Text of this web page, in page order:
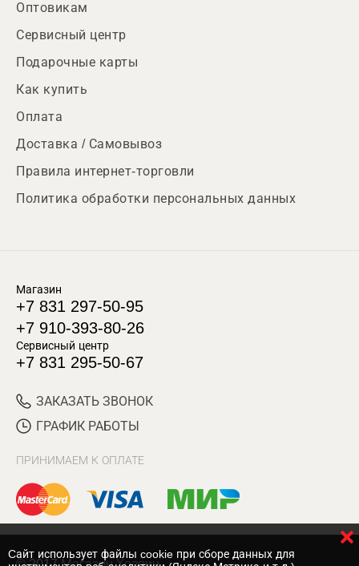
Оптовикам
Сервисный центр
Подарочные карты
Как купить
Оплата
Доставка / Самовывоз
Правила интернет-торговли
Политика обработки персональных данных
Магазин
+7 831 297-50-95
+7 910-393-80-26
Сервисный центр
+7 831 295-50-67
ЗАКАЗАТЬ ЗВОНОК
ГРАФИК РАБОТЫ
ПРИНИМАЕМ К ОПЛАТЕ
Cайт использует файлы cookie при сборе данных для